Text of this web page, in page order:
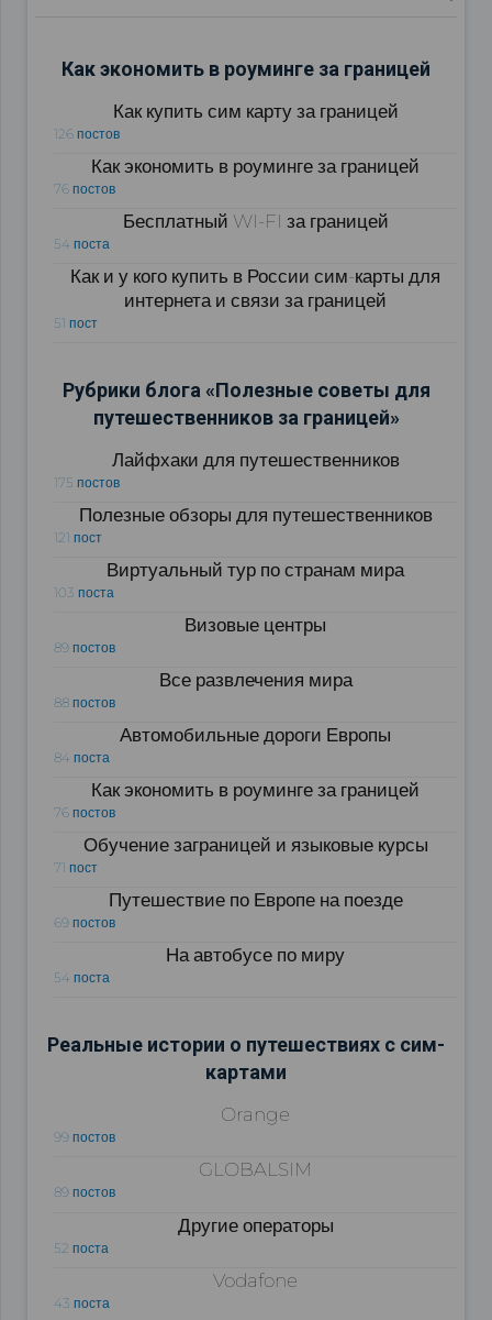
Как экономить в роуминге за границей
Как купить сим карту за границей
126 постов
Как экономить в роуминге за границей
76 постов
Бесплатный WI-FI за границей
54 поста
Как и у кого купить в России сим-карты для
интернета и связи за границей
51 пост
Рубрики блога «Полезные советы для
путешественников за границей»
Лайфхаки для путешественников
175 постов
Полезные обзоры для путешественников
121 пост
Виртуальный тур по странам мира
103 поста
Визовые центры
89 постов
Все развлечения мира
88 постов
Автомобильные дороги Европы
84 поста
Как экономить в роуминге за границей
76 постов
Обучение заграницей и языковые курсы
71 пост
Путешествие по Европе на поезде
69 постов
На автобусе по миру
54 поста
Реальные истории о путешествиях с сим-
картами
Orange
99 постов
GLOBALSIM
89 постов
Другие операторы
52 поста
Vodafone
43 поста